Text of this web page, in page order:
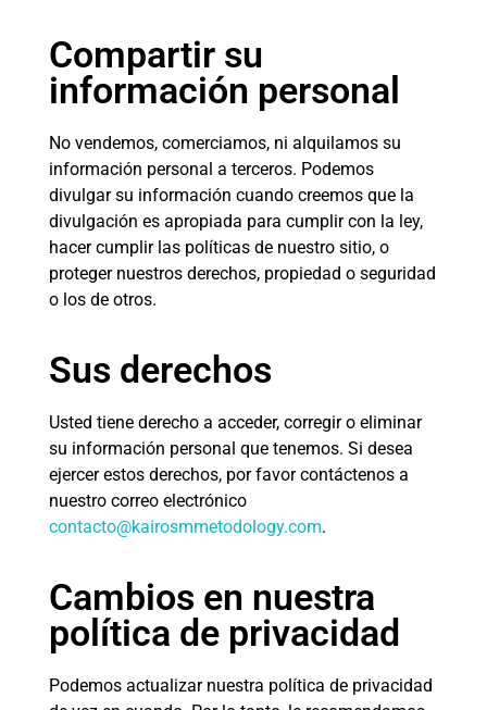
Compartir su
información personal
No vendemos, comerciamos, ni alquilamos su
información personal a terceros. Podemos
divulgar su información cuando creemos que la
divulgación es apropiada para cumplir con la ley,
hacer cumplir las políticas de nuestro sitio, o
proteger nuestros derechos, propiedad o seguridad
o los de otros.
Sus derechos
Usted tiene derecho a acceder, corregir o eliminar
su información personal que tenemos. Si desea
ejercer estos derechos, por favor contáctenos a
nuestro correo electrónico
contacto@kairosmmetodology.com.
Cambios en nuestra
política de privacidad
Podemos actualizar nuestra política de privacidad